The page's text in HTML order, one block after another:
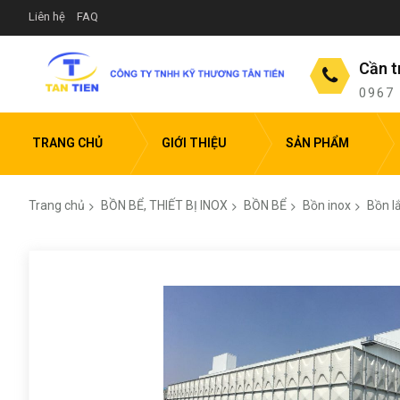
Liên hệ FAQ
Cần
0967
TRANG CHỦ GIỚI THIỆU SẢN PHẨM
Trang chủ BỒN BỂ, THIẾT BỊ INOX BỒN BỂ Bồn inox Bồn